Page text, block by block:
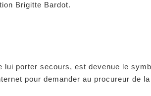
Brigitte Bardot.
porter secours, est devenue le
pour demander au procureur de la